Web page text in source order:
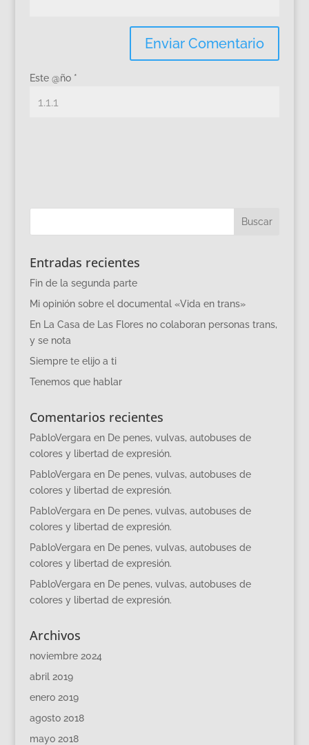
Este @ño *
Entradas recientes
Fin de la segunda parte
Mi opinión sobre el documental «Vida en trans»
En La Casa de Las Flores no colaboran personas trans,
y se nota
Siempre te elijo a ti
Tenemos que hablar
Comentarios recientes
PabloVergara en De penes, vulvas, autobuses de
colores y libertad de expresión.
PabloVergara en De penes, vulvas, autobuses de
colores y libertad de expresión.
PabloVergara en De penes, vulvas, autobuses de
colores y libertad de expresión.
PabloVergara en De penes, vulvas, autobuses de
colores y libertad de expresión.
PabloVergara en De penes, vulvas, autobuses de
colores y libertad de expresión.
Archivos
noviembre 2024
abril 2019
enero 2019
agosto 2018
mayo 2018